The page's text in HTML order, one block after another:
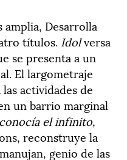
Desarrolla
títulos. Idolversa
se presenta a un
El largometraje
actividades de
un barrio marginal
el infinito,
reconstruye la
genio de las